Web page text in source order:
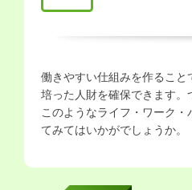
働きやすい仕組みを作るこ
培った人財を確保できます
このようなライフ・ワーク
てみてはいかがでしょうか。